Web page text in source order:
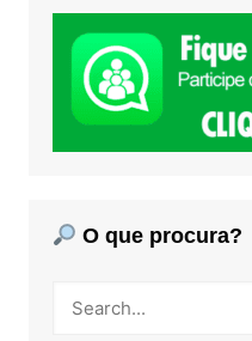
O que procura?